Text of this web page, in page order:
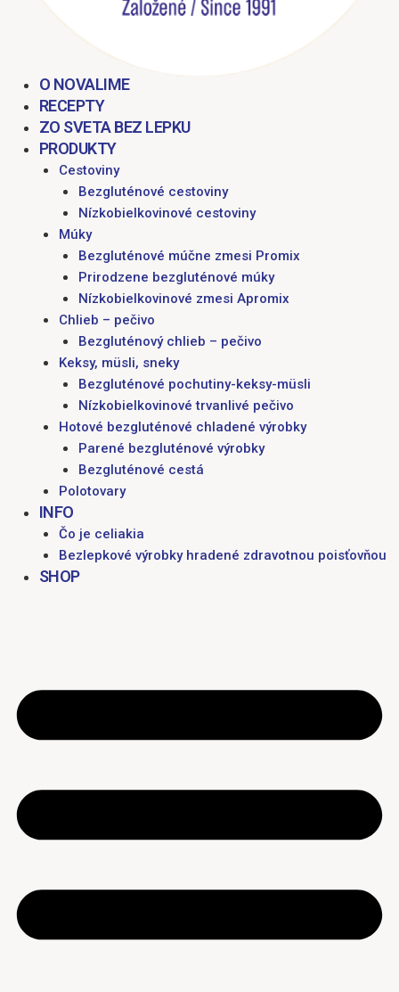
O NOVALIME
RECEPTY
ZO SVETA BEZ LEPKU
PRODUKTY
Cestoviny
Bezgluténové cestoviny
Nízkobielkovinové cestoviny
Múky
Bezgluténové múčne zmesi Promix
Prirodzene bezgluténové múky
Nízkobielkovinové zmesi Apromix
Chlieb – pečivo
Bezgluténový chlieb – pečivo
Keksy, müsli, sneky
Bezgluténové pochutiny-keksy-müsli
Nízkobielkovinové trvanlivé pečivo
Hotové bezgluténové chladené výrobky
Parené bezgluténové výrobky
Bezgluténové cestá
Polotovary
INFO
Čo je celiakia
Bezlepkové výrobky hradené zdravotnou poisťovňou
SHOP